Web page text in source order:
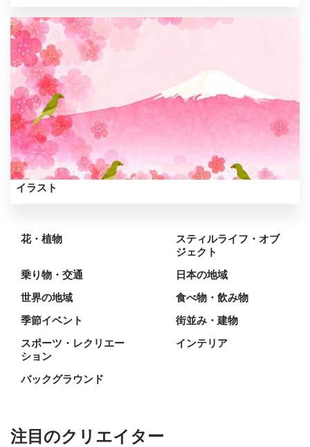
イラスト
花・植物
スティルライフ・オブ
ジェクト
乗り物・交通
日本の地域
世界の地域
食べ物・飲み物
季節イベント
街並み・建物
スポーツ・レクリエー
ション
インテリア
バックグラウンド
注目のクリエイター